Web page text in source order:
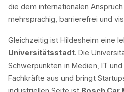
die dem internationalen
mehrsprachig, barrierefrei und
Gleichzeitig ist Hildesheim eine
Universitätsstadt. Die
Schwerpunkten in Medien, IT
Fachkräfte aus und bringt